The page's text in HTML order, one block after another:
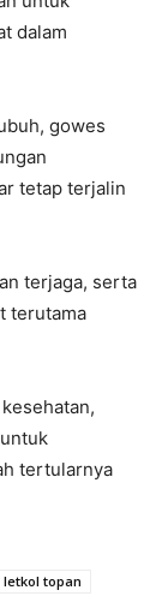
dalam
gowes
tetap terjalin
terjaga, serta
terutama
tertularnya
letkol topan